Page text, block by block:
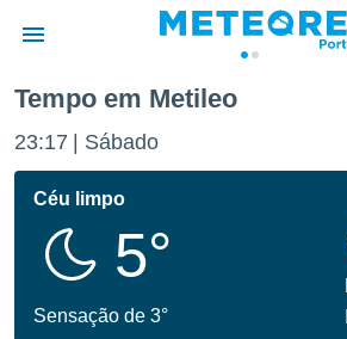
da
foi
fornecidas
a este
Tempo em Metileo
23:17 Sábado
Céu limpo
5°
Sensação de 3°